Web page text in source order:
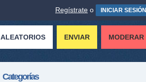
Regístrate o INICIAR SESIÓN
ALEATORIOS ENVIAR MODERAR
Categorías